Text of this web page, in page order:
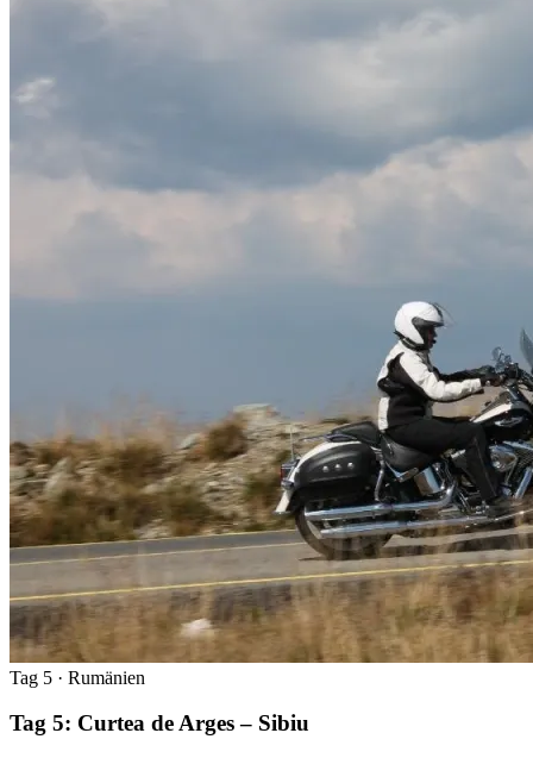
Tag 5 · Rumänien
Tag 5: Curtea de Arges – Sibiu